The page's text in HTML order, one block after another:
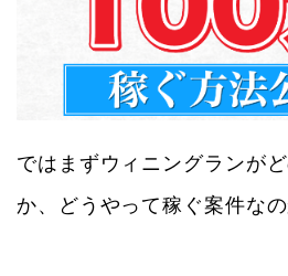
ではまずウィニングランが
か、どうやって稼ぐ案件な